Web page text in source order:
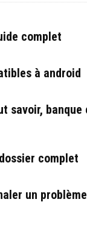
complet
à android
savoir, banque
complet
un